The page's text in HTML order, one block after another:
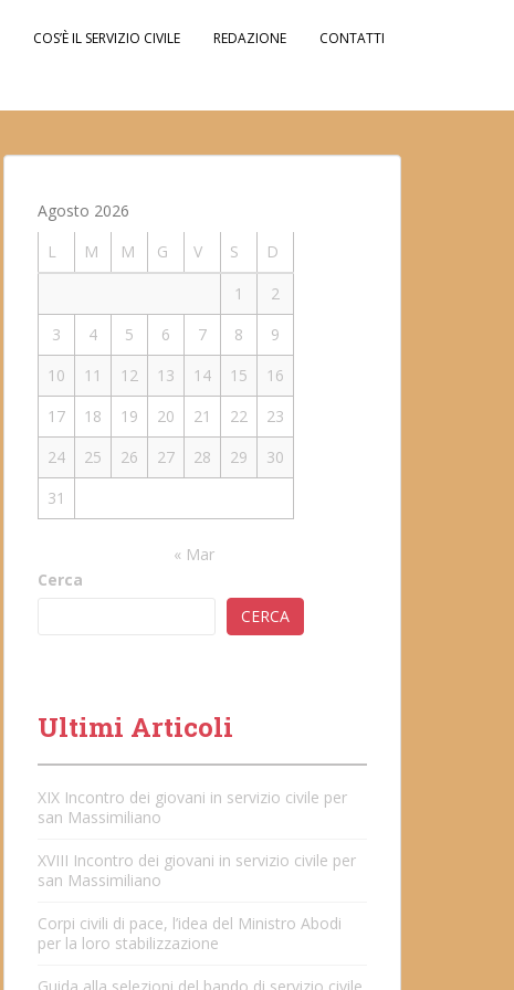
COS’È IL SERVIZIO CIVILE REDAZIONE CONTATTI
Agosto 2026
L
M M G V S
D
1
2
3
4 5 6 7 8
9
10
11 12 13 14 15
16
17
18 19 20 21 22
23
24
25 26 27 28 29
30
31
« Mar
Cerca
CERCA
Ultimi Articoli
XIX Incontro dei giovani in servizio civile per
san Massimiliano
XVIII Incontro dei giovani in servizio civile per
san Massimiliano
Corpi civili di pace, l’idea del Ministro Abodi
per la loro stabilizzazione